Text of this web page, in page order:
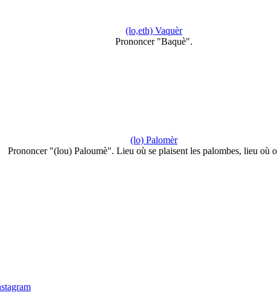
(lo,eth) Vaquèr
Prononcer "Baquè".
(lo) Palomèr
Prononcer "(lou) Paloumè". Lieu où se plaisent les palombes, lieu où